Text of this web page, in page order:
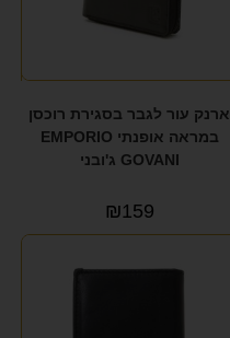
ארנק עור לגבר בסגירת רוכסן
במראה אופנתי EMPORIO
GOVANI ג'ובני
₪159